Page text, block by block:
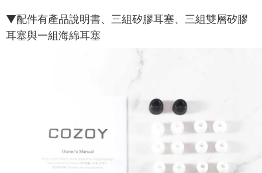
▼配件有產品說明書、三組矽膠耳塞、三組雙層矽膠
耳塞與一組海綿耳塞